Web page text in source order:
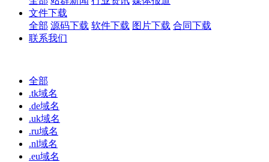
文件下载
全部 源码下载 软件下载 图片下载 合同下载
联系我们
全部
.tk域名
.de域名
.uk域名
.ru域名
.nl域名
.eu域名